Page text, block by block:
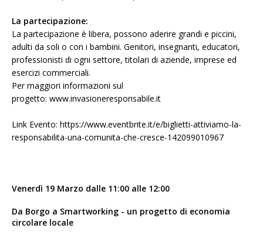
La partecipazione:
La partecipazione è libera, possono aderire grandi e piccini,
adulti da soli o con i bambini. Genitori, insegnanti, educatori,
professionisti di ogni settore, titolari di aziende, imprese ed
esercizi commerciali.
Per maggiori informazioni sul
progetto: www.invasioneresponsabile.it
Link Evento: https://www.eventbrite.it/e/biglietti-attiviamo-la-
responsabilita-una-comunita-che-cresce-142099010967
Venerdì 19 Marzo dalle 11:00 alle 12:00
Da Borgo a Smartworking - un progetto di economia
circolare locale